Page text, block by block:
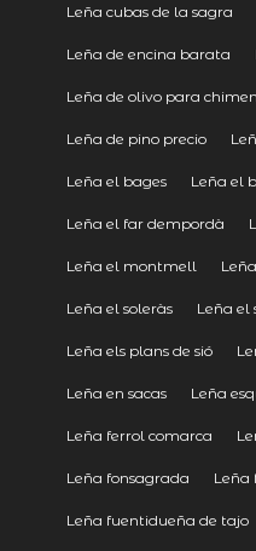
Leña cubas de la sagra
Leña de encina barata
Leña de olivo para
Leña de pino precio
Leña el bages Leña el
Leña el far dempordà
Leña el montmell
Leña el soleràs Leña el
Leña els plans de sió
Leña en sacas Leña
Leña ferrol comarca
Leña fonsagrada Leña
Leña fuentidueña de tajo